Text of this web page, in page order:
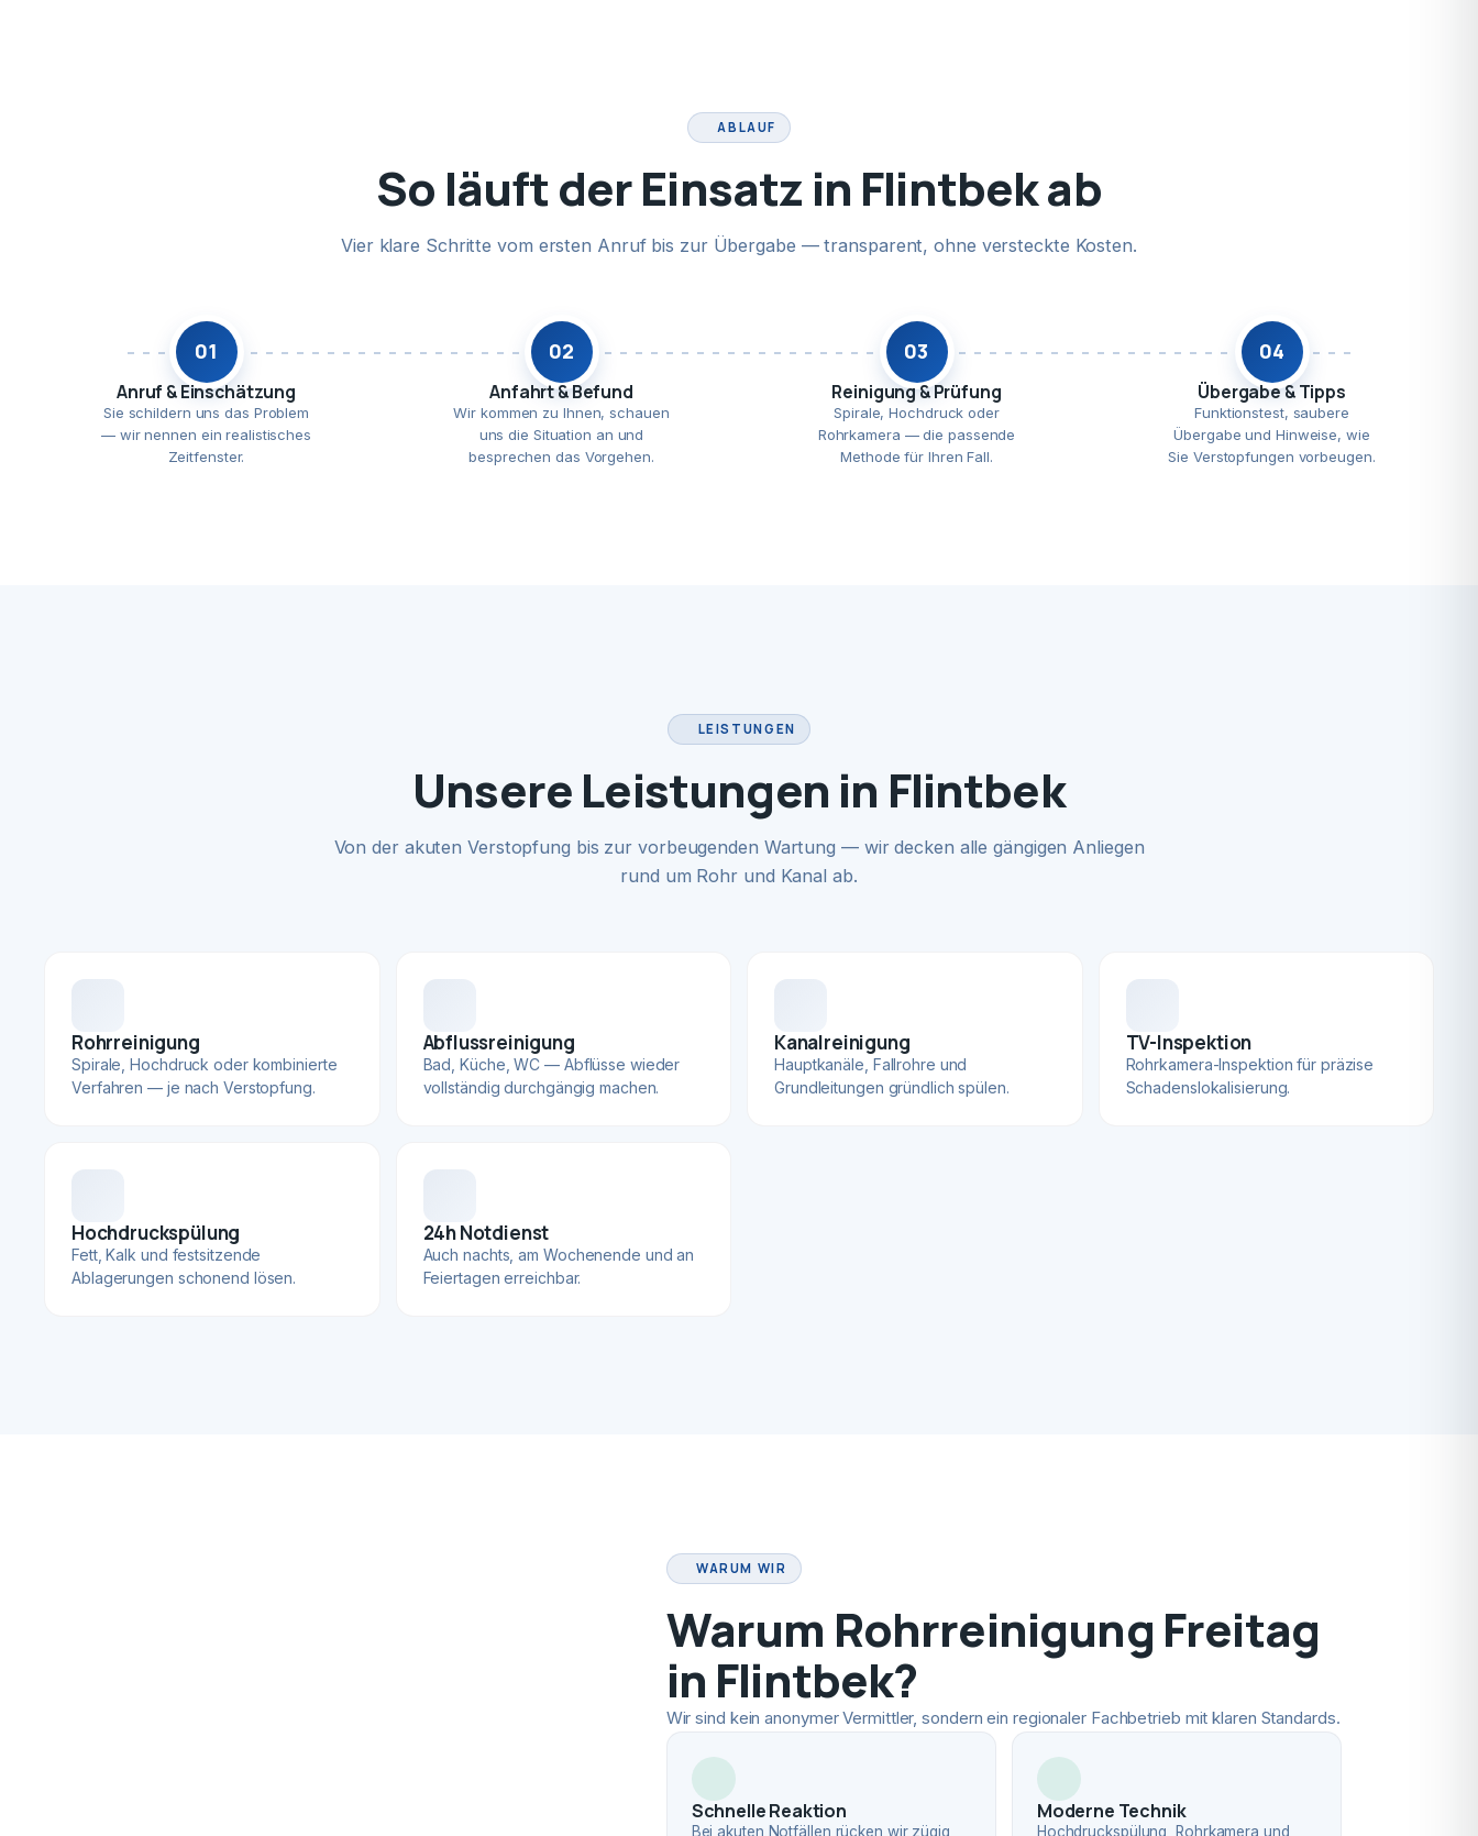
ABLAUF
So läuft der Einsatz in Flintbek ab
Vier klare Schritte vom ersten Anruf bis zur Übergabe — transparent, ohne versteckte Kosten.
01
Anruf & Einschätzung
Sie schildern uns das Problem
— wir nennen ein realistisches
Zeitfenster.
02
Anfahrt & Befund
Wir kommen zu Ihnen, schauen
uns die Situation an und
besprechen das Vorgehen.
03
Reinigung & Prüfung
Spirale, Hochdruck oder
Rohrkamera — die passende
Methode für Ihren Fall.
04
Übergabe & Tipps
Funktionstest, saubere
Übergabe und Hinweise, wie
Sie Verstopfungen vorbeugen.
LEISTUNGEN
Unsere Leistungen in Flintbek
Von der akuten Verstopfung bis zur vorbeugenden Wartung — wir decken alle gängigen Anliegen
rund um Rohr und Kanal ab.
Rohrreinigung
Spirale, Hochdruck oder kombinierte
Verfahren — je nach Verstopfung.
Abflussreinigung
Bad, Küche, WC — Abflüsse wieder
vollständig durchgängig machen.
Kanalreinigung
Hauptkanäle, Fallrohre und
Grundleitungen gründlich spülen.
TV-Inspektion
Rohrkamera-Inspektion für präzise
Schadenslokalisierung.
Hochdruckspülung
Fett, Kalk und festsitzende
Ablagerungen schonend lösen.
24h Notdienst
Auch nachts, am Wochenende und an
Feiertagen erreichbar.
WARUM WIR
Warum Rohrreinigung Freitag
in Flintbek?
Wir sind kein anonymer Vermittler, sondern ein regionaler Fachbetrieb mit klaren Standards.
Schnelle Reaktion
Bei akuten Notfällen rücken wir zügig
Moderne Technik
Hochdruckspülung, Rohrkamera und